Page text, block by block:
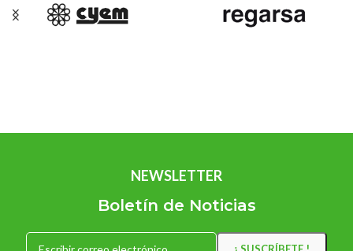
NEWSLETTER
Boletín de Noticias